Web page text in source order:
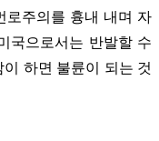
로주의를 흉내 내며 자
국으로서는 반발할 수
하면 불륜이 되는 것